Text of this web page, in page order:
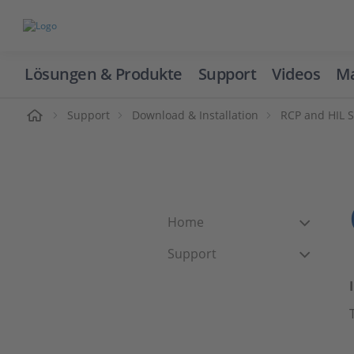
Lösungen & Produkte Support Videos
Support Download & Installation RCP and HIL
Home
Support